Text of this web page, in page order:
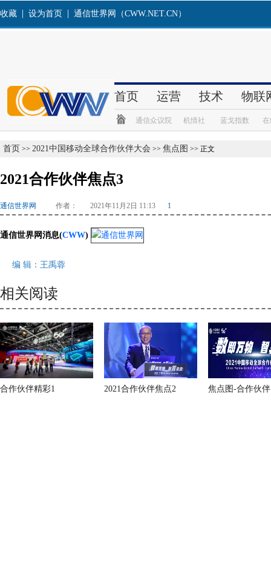
首页 >> 2021中国移动全球合作伙伴大会 >> 焦点图 >> 正文
2021合作伙伴焦点3
通信世界网 作者： 2021年11月2日 11:13 1
通信世界网消息(CWW)
编 辑：王禹蓉
相关阅读
合作伙伴精彩1 2021合作伙伴焦点2 焦点图-合作伙